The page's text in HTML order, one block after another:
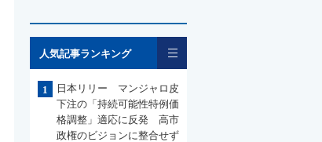
人気記事ランキング
1
日本リリー マンジャロ皮
下注の「持続可能性特例価
格調整」適応に反発 高市
政権のビジョンに整合せず